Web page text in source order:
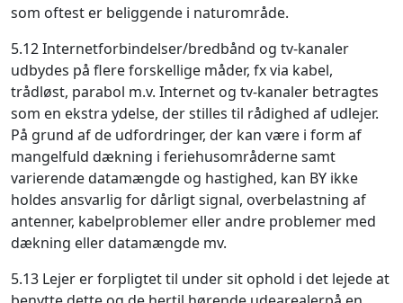
som oftest er beliggende i naturområde.
5.12 Internetforbindelser/bredbånd og tv-kanaler
udbydes på flere forskellige måder, fx via kabel,
trådløst, parabol m.v. Internet og tv-kanaler betragtes
som en ekstra ydelse, der stilles til rådighed af udlejer.
På grund af de udfordringer, der kan være i form af
mangelfuld dækning i feriehusområderne samt
varierende datamængde og hastighed, kan BY ikke
holdes ansvarlig for dårligt signal, overbelastning af
antenner, kabelproblemer eller andre problemer med
dækning eller datamængde mv.
5.13 Lejer er forpligtet til under sit ophold i det lejede at